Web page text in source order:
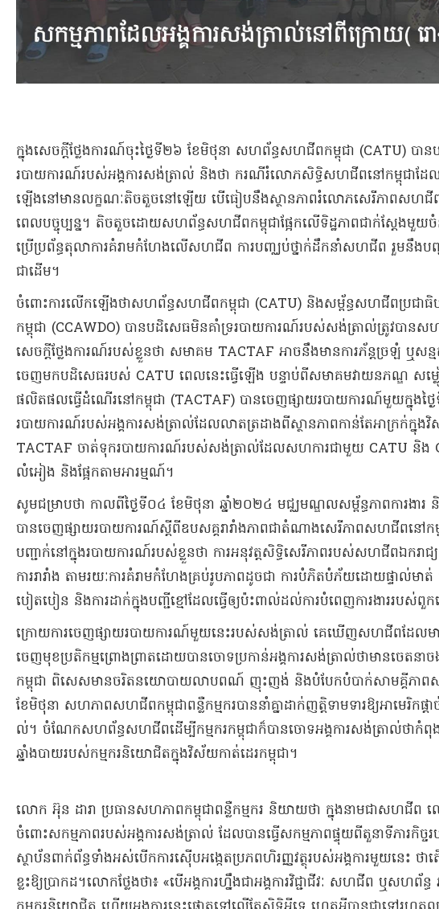
ក្នុង​សេចក្តីថ្លែងការណ៍​ចុះ​ថ្ងៃទី​២៦ ខែមិថុនា សហព័ន្ធ​សហជីព​កម្ពុជា (CATU) បាន​ប
របាយការណ៍​របស់​អង្គ​ការសង់​ត្រា​ល់ និង​ថា ករណី​រំលោភសិទ្ធិ​សហជីព​នៅ​កម្ពុជា​ដ
ឡើង​នៅមាន​លក្ខណៈ​តិចតួច​នៅឡើយ បើ​ធៀប​នឹង​ស្ថានភាព​រំលោភ​សេរីភាព​សហជី
ពេល​បច្ចុប្បន្ន​។ តិចតួច​ដោយ​សហព័ន្ធ​សហជីព​កម្ពុជា​ផ្អែកលើ​ទិដ្ឋភាព​ជាក់ស្តែង​មួយចំនួ
ប្រើ​ប្រព័ន្ធតុលាការ​គំរាមកំហែង​លើ​សហជីព ការបញ្ឈប់​ថ្នាក់ដឹកនាំ​សហជីព រួម​នឹង​ប
ជាដើម​។
ចំពោះការ​លើកឡើងថា​សហព័ន្ធ​សហជីព​កម្ពុជា (CATU) និង​សម្ព័ន្ធ​សហជីព​ប្រជាធិប
កម្ពុជា (CCAWDO) បាន​បដិសេធ​មិន​គាំទ្រ​របាយការណ៍​របស់​សង់​ត្រា​ល់​ត្រូវបាន​ស
សេចក្តីថ្លែងការណ៍​របស់​ខ្លួន​ថា សមាគម TACTAF អាច​នឹងមាន​ការភ័ន្តច្រឡំ ឬ​សន្
ចេញមក​បដិសេធ​របស់ CATU ពេលនេះ​ធ្វើឡើង បន្ទាប់ពី​សមាគម​វាយ​ន​ភណ្ឌ សម្
ផលិតផល​ធ្វើដំណើរ​នៅ​កម្ពុជា (TACTAF) បានចេញ​ផ្សាយ​របាយការណ៍​មួយ​ក្នុង​ថ្ង
របាយការណ៍​របស់​អង្គ​ការសង់​ត្រា​ល់​ដែល​លាតត្រដាង​ពី​ស្ថានភាព​កាន់តែ​អាក្រក់​ក្នុង​
TACTAF ចាត់ទុក​របាយការណ៍​របស់​សង់​ត្រា​ល់​ដែល​សហការ​ជាមួយ CATU និង
លំអៀង និង​ផ្អែក​តាម​អារម្មណ៍​។
សូមជម្រាបថា កាលពី​ថ្ងៃទី​០៤ ខែមិថុនា ឆ្នាំ​២០២៤ មជ្ឈមណ្ឌល​សម្ព័ន្ធភាព​ការងា
បានចេញ​ផ្សាយ​របាយការណ៍​ស្តីពី​ឧបសគ្គ​រារាំង​ភាពជា​តំណាង​សេរីភាព​សហជីព​នៅ​ក
បញ្ជាក់​នៅក្នុង​របាយ​ការណ៍​របស់ខ្លួន​ថា ការអនុវត្ត​សិទ្ធិសេរីភាព​របស់​សហ​ជីព​ឯករាជ្
ការរារាំង តាមរយៈ​ការគំរាមកំហែង​គ្រប់​រូបភាព​ដូចជា ការបំភិតបំភ័យ​ដោយផ្ទាល់​មាត់
បៀតបៀន និង​ការដាក់​ក្នុង​បញ្ជីខ្មៅ​ដែល​ធ្វើ​ឲ្យ​ប៉ះពាល់​ដល់​ការបំពេញ​ការងារ​រប​ស់​ពួក
ក្រោយ​ការចេញផ្សាយ​របាយការណ៍​មួយ​នេះ​របស់​សង់​ត្រា​ល់ គេ​ឃើញ​សហជីព​ដែលមាន​
ចេញមុខ​ប្រតិកម្ម​ព្រោងព្រាត​ដោយបាន​ចោទប្រកាន់​អង្គ​ការសង់​ត្រា​ល់​ថា​មាន​ចេតនា​
កម្ពុជា ពិសេស​មាន​ចរិត​នយោបាយ​លាប​ពណ៍ ញុះញង់ និង​បំបែកបំបាក់​សាមគ្គីភា
ខែមិថុនា សហភាព​សហជីព​កម្ពុ​ជា​ពន្លឺ​កម្មករ​បាននាំគ្នា​ដាក់​ញត្តិ​ទាមទារ​ឱ្យ​អាមេរិក​ផ្
ល់​។ ចំណែក​សហព័ន្ធ​សហជីព​ដើម្បី​កម្មករ​កម្ពុជា​ក៏បាន​ចោទ​អង្គ​ការសង់​ត្រា​ល់​ថា​កំពុ
ឆ្នាំងបាយ​របស់​ក​ម្មករ​និយោជិត​ក្នុង​វិស័យ​កាត់ដេរ​កម្ពុជា​។​
លោក អ៊ុន ដា​រា ប្រធាន​សហភាព​កម្ពុជា​ពន្លឺ​កម្មករ និយាយថា ក្នុងនាម​ជា​សហជីព ល
ចំពោះ​សកម្មភាព​របស់​អង្គ​ការសង់​ត្រា​ល់ ដែល​បានធ្វើ​សកម្មភាព​ផ្ទុយ​ពី​តួនាទី​ភារកិច្
ស្ថាប័ន​ពាក់ព័ន្ធ​ទាំងអស់​បើក​ការស៊ើបអង្កេត​ប្រភព​ហិរញ្ញវត្ថុ​របស់​អង្គការ​មួយ​នេះ ថា​
ខ្លះ​ឱ្យ​ប្រាកដ​។​​លោក​ថ្លែងថា​៖ «​បើ​អង្គការ​ហ្នឹង​ជា​អង្គការ​វិជ្ជាជីវៈ សហជីព ឬ​សហព័ន្ធ